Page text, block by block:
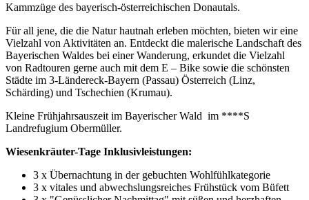
Kammzüge des bayerisch-österreichischen Donautals.
Für all jene, die die Natur hautnah erleben möchten, bieten wir eine
Vielzahl von Aktivitäten an. Entdeckt die malerische Landschaft des
Bayerischen Waldes bei einer Wanderung, erkundet die Vielzahl
von Radtouren gerne auch mit dem E – Bike sowie die schönsten
Städte im 3-Ländereck-Bayern (Passau) Österreich (Linz,
Schärding) und Tschechien (Krumau).
Kleine Frühjahrsauszeit im Bayerischer Wald im ****S
Landrefugium Obermüller.
Wiesenkräuter-Tage Inklusivleistungen:
3 x Übernachtung in der gebuchten Wohlfühlkategorie
3 x vitales und abwechslungsreiches Frühstück vom Büfett